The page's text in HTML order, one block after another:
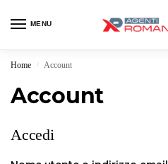
MENU
Home / Account
Account
Accedi